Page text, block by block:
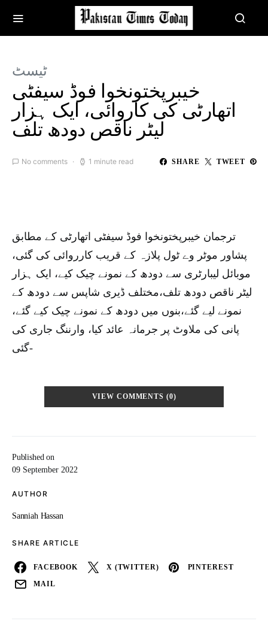
ٹیسٹ
خیبرپختونخوا فوڈ سیفٹی
اتھارٹی کی کاروائی، ایک ہزار
لیٹر ناقص دودھ تلف
No comments 1 minute read SHARE TWEET
Published on
09 September 2022
AUTHOR
Sanniah Hassan
SHARE ARTICLE
FACEBOOK X (TWITTER) PINTEREST
MAIL
ترجمان خیبرپختونخوا فوڈ سیفٹی اتھارٹی کے مطابق
پشاور موٹر وے ٹول پلازہ کے قریب کارروائی کی گئی،
موبائل لیبارٹری سے دودھ کے نمونے چیک کیے، ایک ہزار
لیٹر ناقص دودھ تلف،مختلف ڈیری شاپس سے دودھ کے
نمونے لیے گئے،بنوں میں دودھ کے نمونے چیک کیے گئے،
پانی کی ملاوٹ پر جرمانہ عائد کیا، وارننگ جاری کی
گئی-
VIEW COMMENTS (0)